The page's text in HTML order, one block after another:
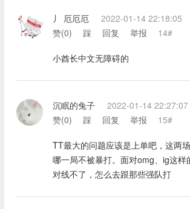
丿 厄厄厄
2022-01-14 22:18:05
赞(0) 踩 回复 举报 14#
小酋长中文无障碍的
沉眠的兔子
2022-01-14 22:27:07
赞(0) 踩 回复 举报 15#
TT最大的问题应该是上单吧，这两
哪一局不被暴打。面对omg、ig这样
对线不了，怎么去跟那些强队打